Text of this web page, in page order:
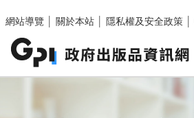
網站導覽
關於本站 隱私權及安全政策